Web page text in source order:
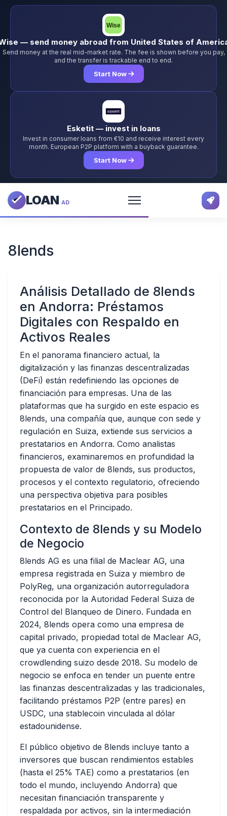
— send money abroad from United States of
Send money at the real mid-market rate. The fee is shown before you pay,
and the transfer is trackable end to end.
Start Now
Esketit — invest in loans
Invest in consumer loans from €10 and receive interest every
month. European P2P platform with a buyback guarantee.
Start Now
LOAN AD
8lends
Análisis Detallado de 8lends
en Andorra: Préstamos
Digitales con Respaldo en
Activos Reales
En el panorama financiero actual, la
digitalización y las finanzas descentralizadas
(DeFi) están redefiniendo las opciones de
financiación para empresas. Una de las
plataformas que ha surgido en este espacio es
8lends, una compañía que, aunque con sede y
regulación en Suiza, extiende sus servicios a
prestatarios en Andorra. Como analistas
financieros, examinaremos en profundidad la
propuesta de valor de 8lends, sus productos,
procesos y el contexto regulatorio, ofreciendo
una perspectiva objetiva para posibles
prestatarios en el Principado.
Contexto de 8lends y su Modelo
de Negocio
8lends AG es una filial de Maclear AG, una
empresa registrada en Suiza y miembro de
PolyReg, una organización autorreguladora
reconocida por la Autoridad Federal Suiza de
Control del Blanqueo de Dinero. Fundada en
2024, 8lends opera como una empresa de
capital privado, propiedad total de Maclear AG,
que ya cuenta con experiencia en el
crowdlending suizo desde 2018. Su modelo de
negocio se enfoca en tender un puente entre
las finanzas descentralizadas y las tradicionales,
facilitando préstamos P2P (entre pares) en
USDC, una stablecoin vinculada al dólar
estadounidense.
El público objetivo de 8lends incluye tanto a
inversores que buscan rendimientos estables
(hasta el 25% TAE) como a prestatarios (en
todo el mundo, incluyendo Andorra) que
necesitan financiación transparente y
respaldada por activos, sin la intermediación